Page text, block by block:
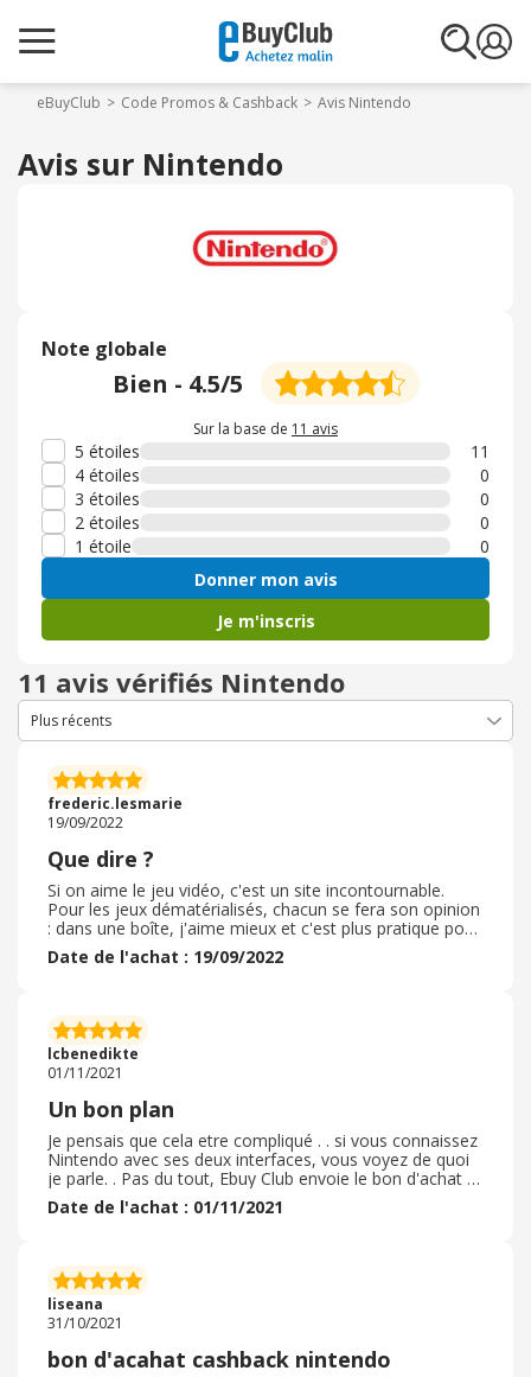
eBuyClub Code Promos & Cashback Avis Nintendo
Avis sur Nintendo
Note globale
Bien - 4.5/5
Sur la base de 11 avis
5 étoiles
11
4 étoiles
0
3 étoiles
0
2 étoiles
0
1 étoile
0
Donner mon avis
Je m'inscris
11 avis vérifiés Nintendo
frederic.lesmarie
19/09/2022
Que dire ?
Si on aime le jeu vidéo, c'est un site incontournable.
Pour les jeux dématérialisés, chacun se fera son opinion
: dans une boîte, j'aime mieux et c'est plus pratique pour
la revente (forcément !). Mais pour les objets, on y
trouve plein de choses sympathiques et inédites (en
on peut échanger des points gagnés sur le site contre
des objets physiques totalement inédits qui sont très
sympathiques aussi. Et comme les règles ont changé
récemment (on peut en commander plusieurs d'un
coup), autant en profiter !
Date de l'achat : 19/09/2022
lcbenedikte
01/11/2021
Un bon plan
Je pensais que cela etre compliqué . . si vous connaissez
Nintendo avec ses deux interfaces, vous voyez de quoi
je parle. . Pas du tout, Ebuy Club envoie le bon d'achat et
l n'y a plus qu'à rentrer le code. Topissime Ninitendo
regroupe un large panel de jeux pour grands et petits et
Toute notre petite famille est ravie et c'est sur que je
repasserai par Ebuy Club pour racheter quelques bons
d'achats.
Date de l'achat : 01/11/2021
liseana
31/10/2021
bon d'acahat cashback nintendo